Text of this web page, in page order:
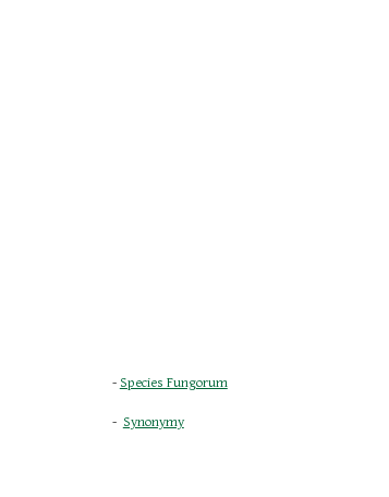
- Species Fungorum
- Synonymy